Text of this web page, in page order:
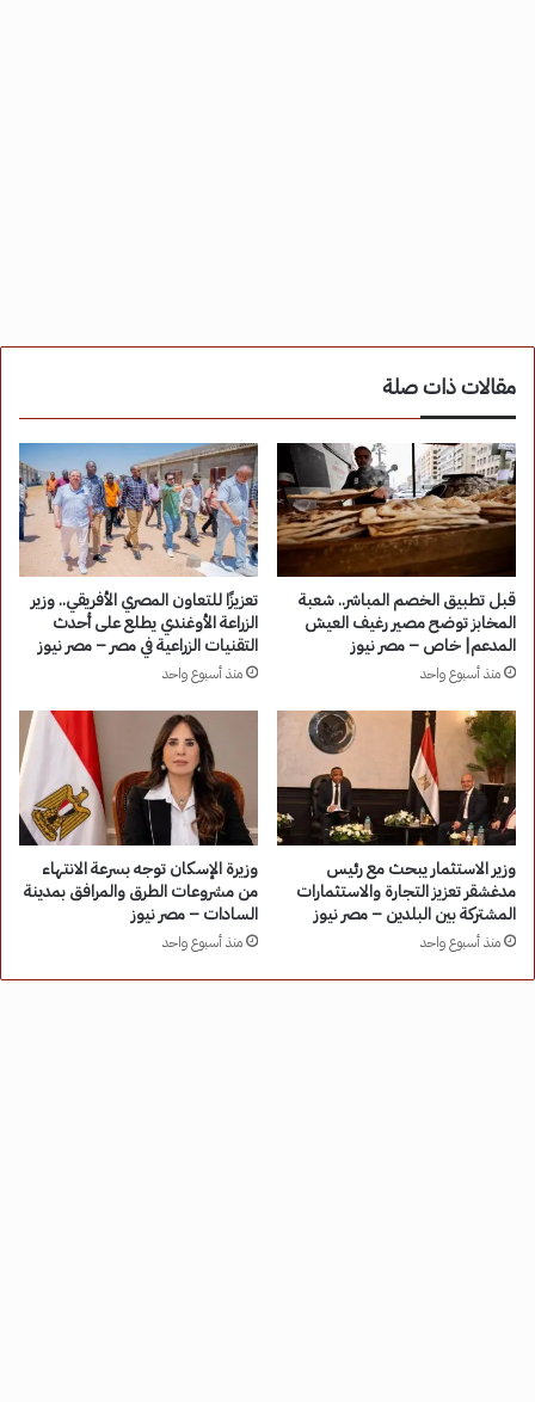
مقالات ذات صلة
قبل تطبيق الخصم المباشر.. شعبة
المخابز توضح مصير رغيف العيش
المدعم| خاص – مصر نيوز
منذ أسبوع واحد
تعزيزًا للتعاون المصري الأفريقي.. وزير
الزراعة الأوغندي يطلع على أحدث
التقنيات الزراعية في مصر – مصر نيوز
منذ أسبوع واحد
وزير الاستثمار يبحث مع رئيس
مدغشقر تعزيز التجارة والاستثمارات
المشتركة بين البلدين – مصر نيوز
منذ أسبوع واحد
وزيرة الإسكان توجه بسرعة الانتهاء
من مشروعات الطرق والمرافق بمدينة
السادات – مصر نيوز
منذ أسبوع واحد